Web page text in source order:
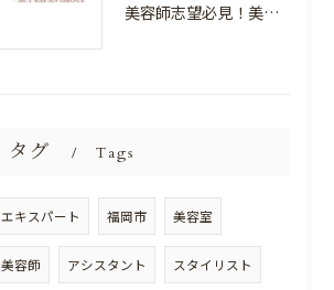
美容師志望必見！美容室NEWSTANDARDで最高のスキルアップを目指そう！
タグ Tags
エキスパート 福岡市 美容室
美容師 アシスタント スタイリスト